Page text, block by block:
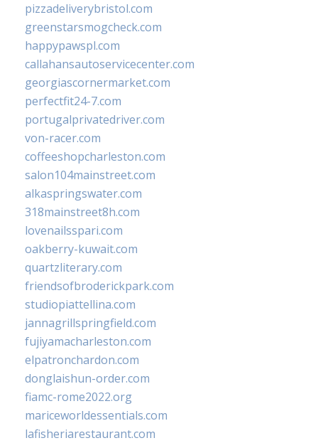
pizzadeliverybristol.com
greenstarsmogcheck.com
happypawspl.com
callahansautoservicecenter.com
georgiascornermarket.com
perfectfit24-7.com
portugalprivatedriver.com
von-racer.com
coffeeshopcharleston.com
salon104mainstreet.com
alkaspringswater.com
318mainstreet8h.com
lovenailsspari.com
oakberry-kuwait.com
quartzliterary.com
friendsofbroderickpark.com
studiopiattellina.com
jannagrillspringfield.com
fujiyamacharleston.com
elpatronchardon.com
donglaishun-order.com
fiamc-rome2022.org
mariceworldessentials.com
lafisheriarestaurant.com